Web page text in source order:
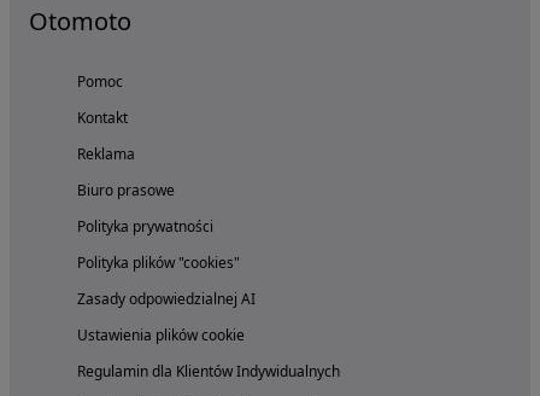
Otomoto
Pomoc
Kontakt
Reklama
Biuro prasowe
Polityka prywatności
Polityka plików "cookies"
Zasady odpowiedzialnej AI
Ustawienia plików cookie
Regulamin dla Klientów Indywidualnych